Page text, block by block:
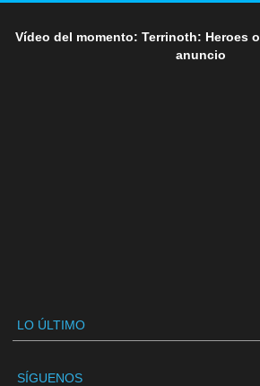
Vídeo del momento: Terrinoth: Heroes
anuncio
LO ÚLTIMO
SÍGUENOS